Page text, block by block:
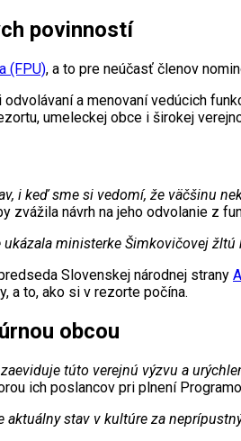
povinností
(FPU), a to pre neúčasť členov
a menovaní vedúcich
umeleckej obce i širokej
i keď sme si vedomí, že väčšinu
zvážila návrh na jeho odvolanie z
ministerke Šimkovičovej
Slovenskej národnej strany
a to, ako si v rezorte počína.
obcou
túto verejnú výzvu a
ich poslancov pri plnení
stav v kultúre za